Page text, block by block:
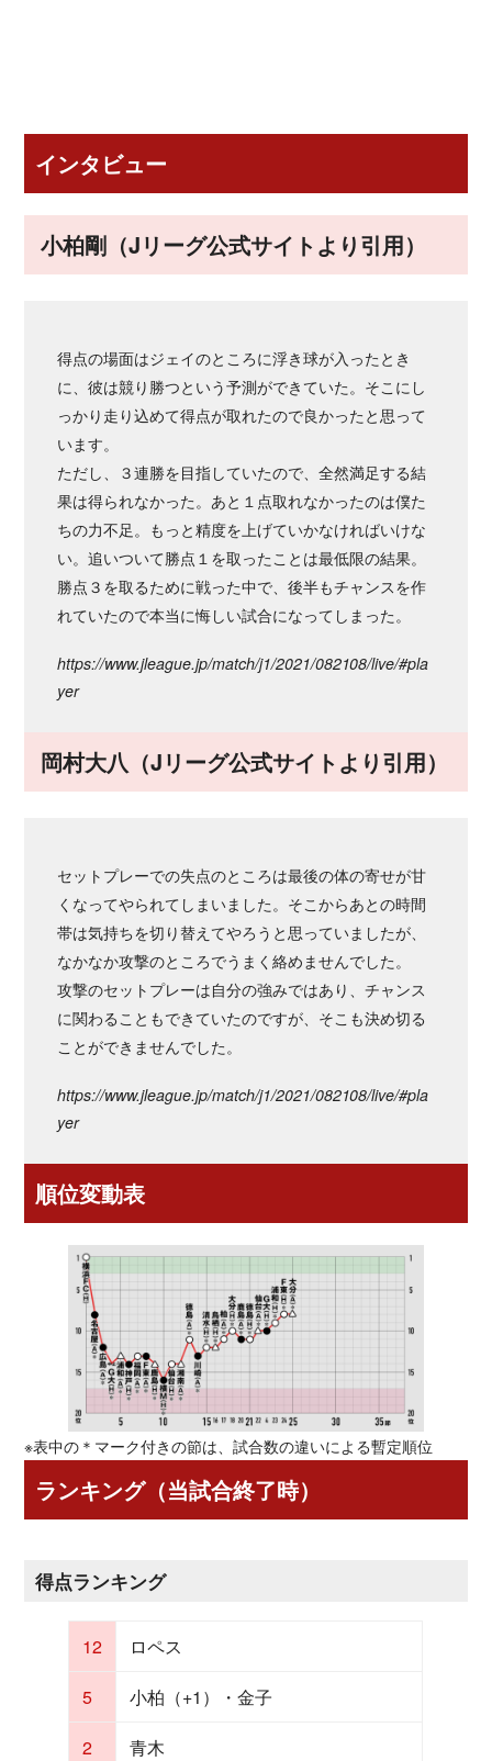
インタビュー
小柏剛（Jリーグ公式サイトより引用）
得点の場面はジェイのところに浮き球が入ったとき
に、彼は競り勝つという予測ができていた。そこにし
っかり走り込めて得点が取れたので良かったと思って
います。
ただし、３連勝を目指していたので、全然満足する結
果は得られなかった。あと１点取れなかったのは僕た
ちの力不足。もっと精度を上げていかなければいけな
い。追いついて勝点１を取ったことは最低限の結果。
勝点３を取るために戦った中で、後半もチャンスを作
れていたので本当に悔しい試合になってしまった。
https://www.jleague.jp/match/j1/2021/082108/live/#pla
yer
岡村大八（Jリーグ公式サイトより引用）
セットプレーでの失点のところは最後の体の寄せが甘
くなってやられてしまいました。そこからあとの時間
帯は気持ちを切り替えてやろうと思っていましたが、
なかなか攻撃のところでうまく絡めませんでした。
攻撃のセットプレーは自分の強みではあり、チャンス
に関わることもできていたのですが、そこも決め切る
ことができませんでした。
https://www.jleague.jp/match/j1/2021/082108/live/#pla
yer
順位変動表
※表中の＊マーク付きの節は、試合数の違いによる暫定順位
ランキング（当試合終了時）
得点ランキング
12
ロペス
5
小柏（+1）・金子
2
青木